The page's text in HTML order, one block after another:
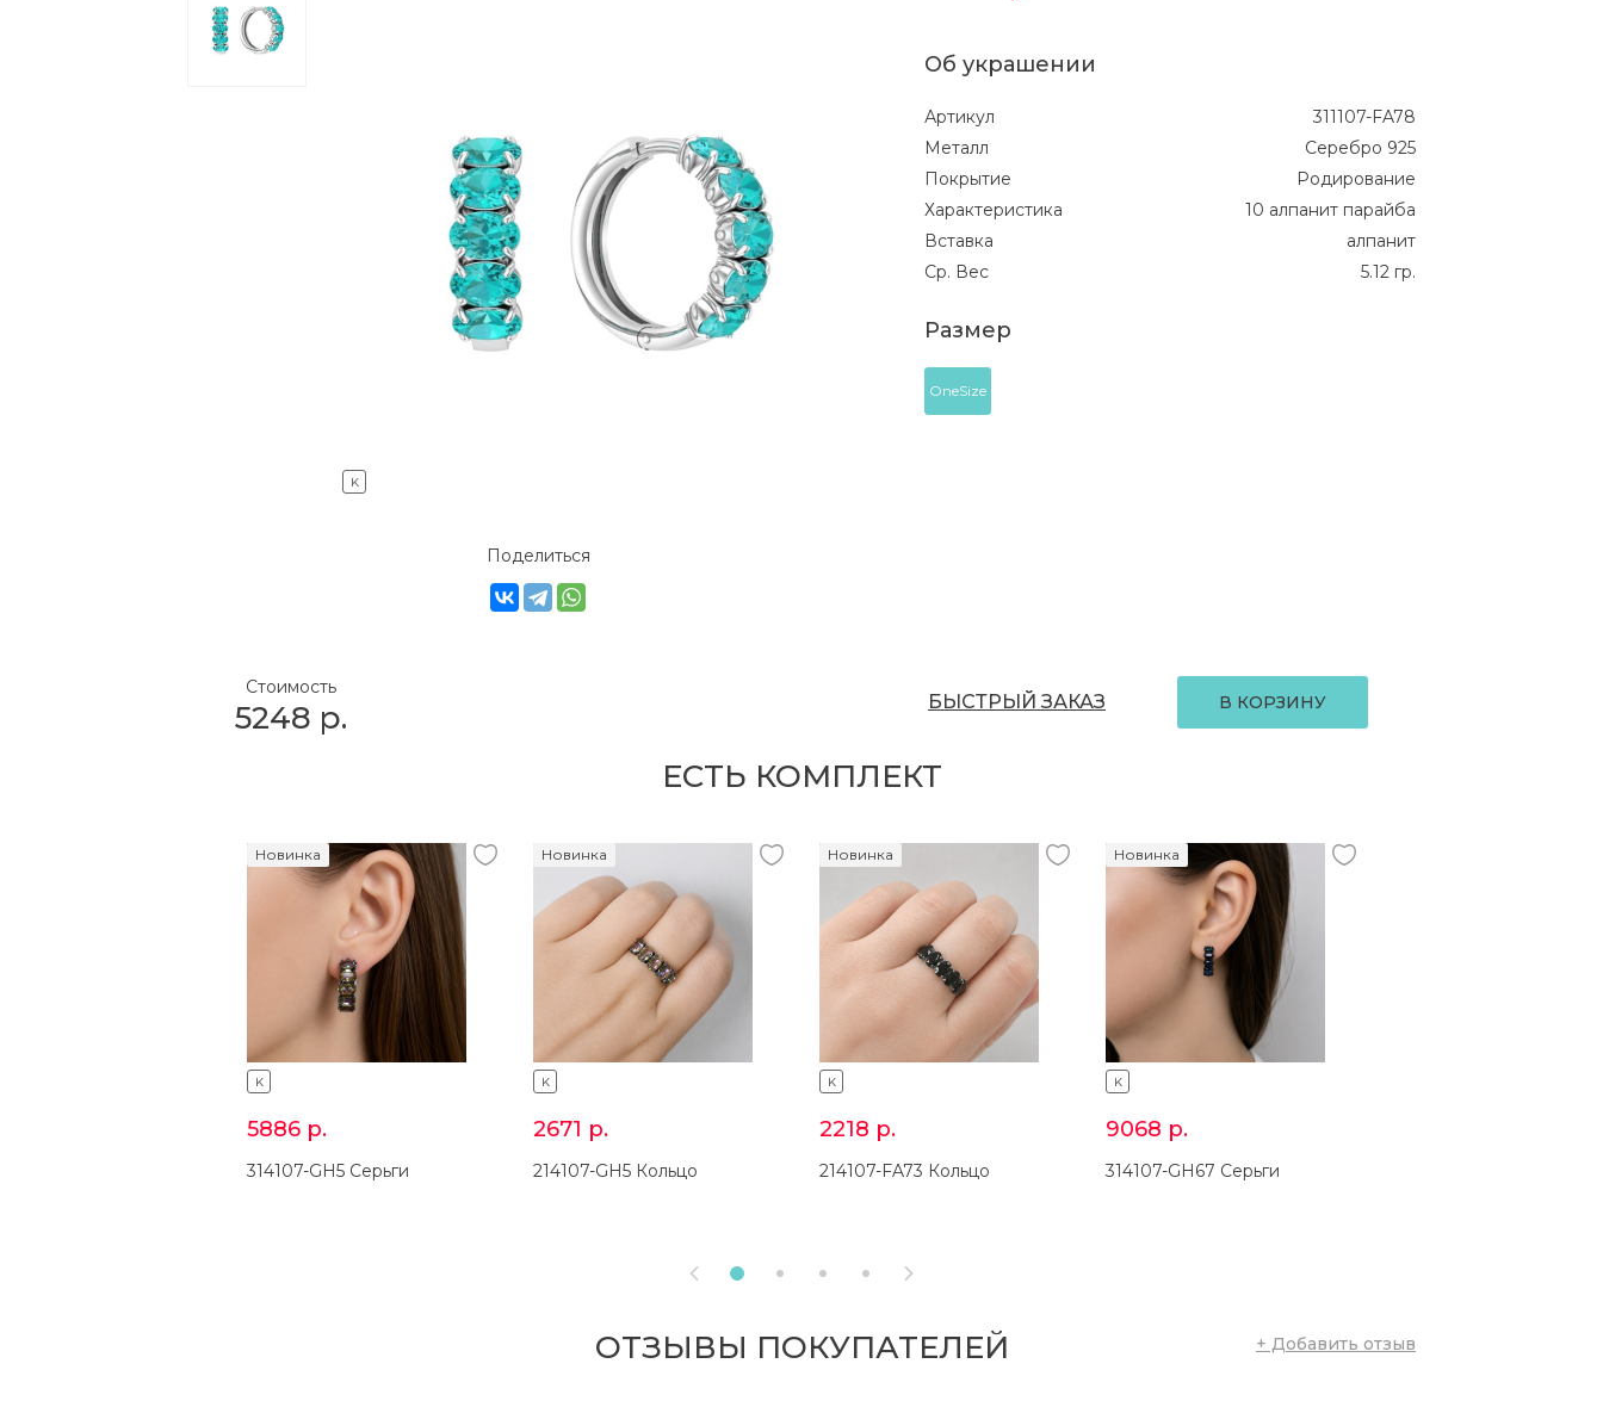
K
Поделиться
Об украшении
Артикул
311107-FA78
Металл
Серебро 925
Покрытие
Родирование
Характеристика
10 алпанит парайба
Вставка
алпанит
Ср. Вес
5.12 гр.
Размер
OneSize
Стоимость
5248 р. БЫСТРЫЙ ЗАКАЗ В КОРЗИНУ
ЕСТЬ КОМПЛЕКТ
K
Новинка
5886 р.
314107-GH5 Серьги
K
Новинка
2671 р.
214107-GH5 Кольцо
K
Новинка
2218 р.
214107-FA73 Кольцо
K
Новинка
9068 р.
314107-GH67 Серьги
 
ОТЗЫВЫ ПОКУПАТЕЛЕЙ + Добавить отзыв